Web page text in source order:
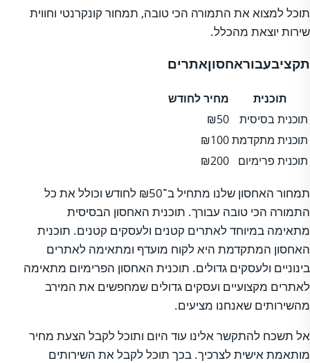
תוכל למצוא את התמורה הכי טובה, תמחור קונקרנטי וחווית
שירות יוצאת מהכלל.
תקציבעבוראחסוןאתרים
תוכנית
מחיר לחודש
תוכנית בסיסית
₪50
תוכנית מתקדמת₪100
תוכנית פרימיום
₪200
תמחור האחסון שלנו מתחיל ב־₪50 לחודש וכולל את כל
התמורה הכי טובה עבורך. תוכנית האחסון הבסיסית
מתאימה במיוחד לאתרים קטנים ולעסקים קטנים. תוכנית
האחסון המתקדמת היא לקוח מועדף ומתאימה לאתרים
בינוניים ולעסקים גדולים. תוכנית האחסון הפרימיום מתאימה
לאתרים מקצועיים ועסקים גדולים שמחפשים את המירב
מהשירותים שאנחנו מציעים.
אל תשכח להתקשר אלינו עוד היום ותוכל לקבל הצעת מחיר
מותאמת אישית לצרכיך. בכך תוכל לקבל את השירותים